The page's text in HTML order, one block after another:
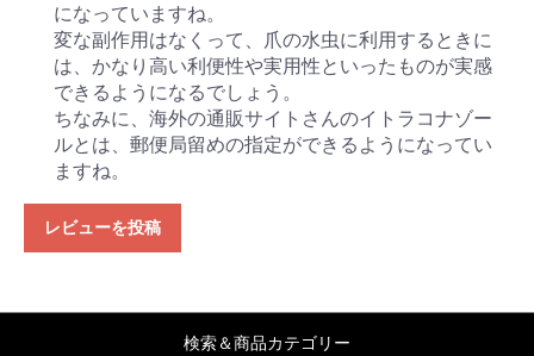
になっていますね。
変な副作用はなくって、爪の水虫に利用するときに
は、かなり高い利便性や実用性といったものが実感
できるようになるでしょう。
ちなみに、海外の通販サイトさんのイトラコナゾー
ルとは、郵便局留めの指定ができるようになってい
ますね。
レビューを投稿
検索＆商品カテゴリー